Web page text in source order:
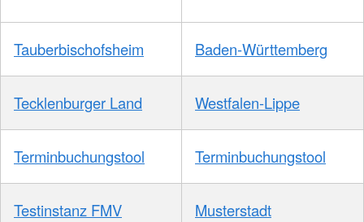
Tauberbischofsheim Baden-Württemberg
Tecklenburger Land Westfalen-Lippe
Terminbuchungstool Terminbuchungstool
Testinstanz FMV Musterstadt